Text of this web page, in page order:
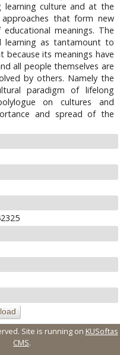
culture and at the
that form new
meanings. The
learning as tantamount to
because its meanings have
all people themselves are
by others. Namely the
paradigm of lifelong
on cultures and
and spread of the
Site is running on KUSoftas
CMS.